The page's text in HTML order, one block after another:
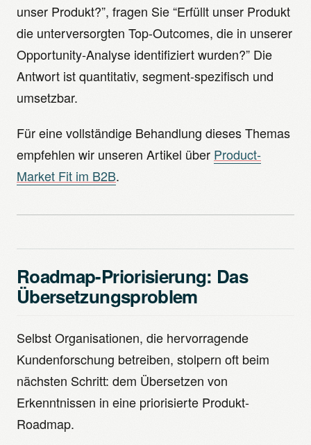
unser Produkt?”, fragen Sie “Erfüllt unser Produkt
die unterversorgten Top-Outcomes, die in unserer
Opportunity-Analyse identifiziert wurden?” Die
Antwort ist quantitativ, segment-spezifisch und
umsetzbar.
Für eine vollständige Behandlung dieses Themas
empfehlen wir unseren Artikel über Product-
Market Fit im B2B.
Roadmap-Priorisierung: Das
Übersetzungsproblem
Selbst Organisationen, die hervorragende
Kundenforschung betreiben, stolpern oft beim
nächsten Schritt: dem Übersetzen von
Erkenntnissen in eine priorisierte Produkt-
Roadmap.